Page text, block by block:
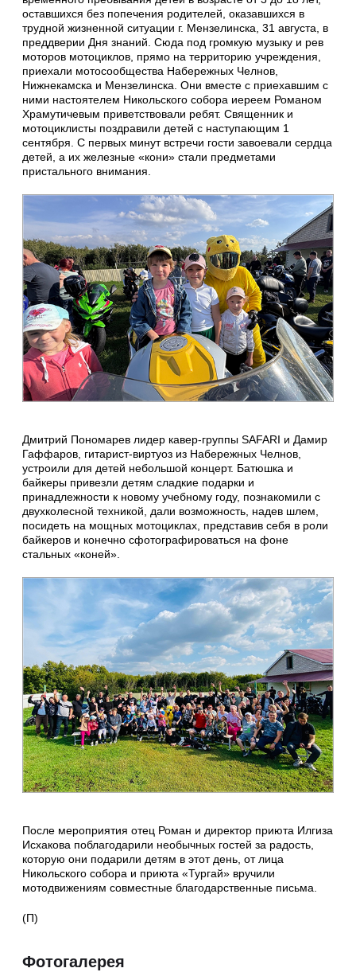
оставшихся без попечения родителей, оказавшихся в
трудной жизненной ситуации г. Мензелинска, 31 августа, в
преддверии Дня знаний. Сюда под громкую музыку и рев
моторов мотоциклов, прямо на территорию учреждения,
приехали мотосообщества Набережных Челнов,
Нижнекамска и Мензелинска. Они вместе с приехавшим с
ними настоятелем Никольского собора иереем Романом
Храмутичевым приветствовали ребят. Священник и
мотоциклисты поздравили детей с наступающим 1
сентября. С первых минут встречи гости завоевали сердца
детей, а их железные «кони» стали предметами
пристального внимания.
Дмитрий Пономарев лидер кавер-группы SAFARI и Дамир
Гаффаров, гитарист-виртуоз из Набережных Челнов,
устроили для детей небольшой концерт. Батюшка и
байкеры привезли детям сладкие подарки и
принадлежности к новому учебному году, познакомили с
двухколесной техникой, дали возможность, надев шлем,
посидеть на мощных мотоциклах, представив себя в роли
байкеров и конечно сфотографироваться на фоне
стальных «коней».
После мероприятия отец Роман и директор приюта Илгиза
Исхакова поблагодарили необычных гостей за радость,
которую они подарили детям в этот день, от лица
Никольского собора и приюта «Тургай» вручили
мотодвижениям совместные благодарственные письма.
(П)
Фотогалерея